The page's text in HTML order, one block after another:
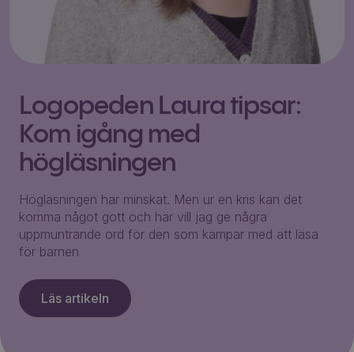
Logopeden Laura tipsar:
Kom igång med
högläsningen
Högläsningen har minskat. Men ur en kris kan det
komma något gott och här vill jag ge några
uppmuntrande ord för den som kämpar med att läsa
för barnen
Läs artikeln